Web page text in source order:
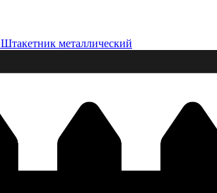
Штакетник металлический